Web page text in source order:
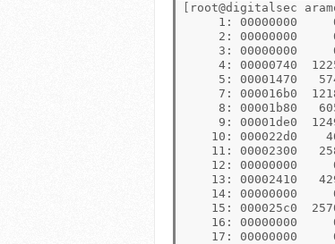
root@digitalsec
1: 00000000
2: 00000000
3: 00000000
4: 00000740
5: 00001470
7: 000016b0
8: 00001b80
9: 00001de0
10: 000022d0
11: 00002300
12: 00000000
13: 00002410
14: 00000000
15: 000025c0
16: 00000000
17: 00000000